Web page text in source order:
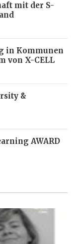
mit der S-
in Kommunen
von X-CELL
&
AWARD